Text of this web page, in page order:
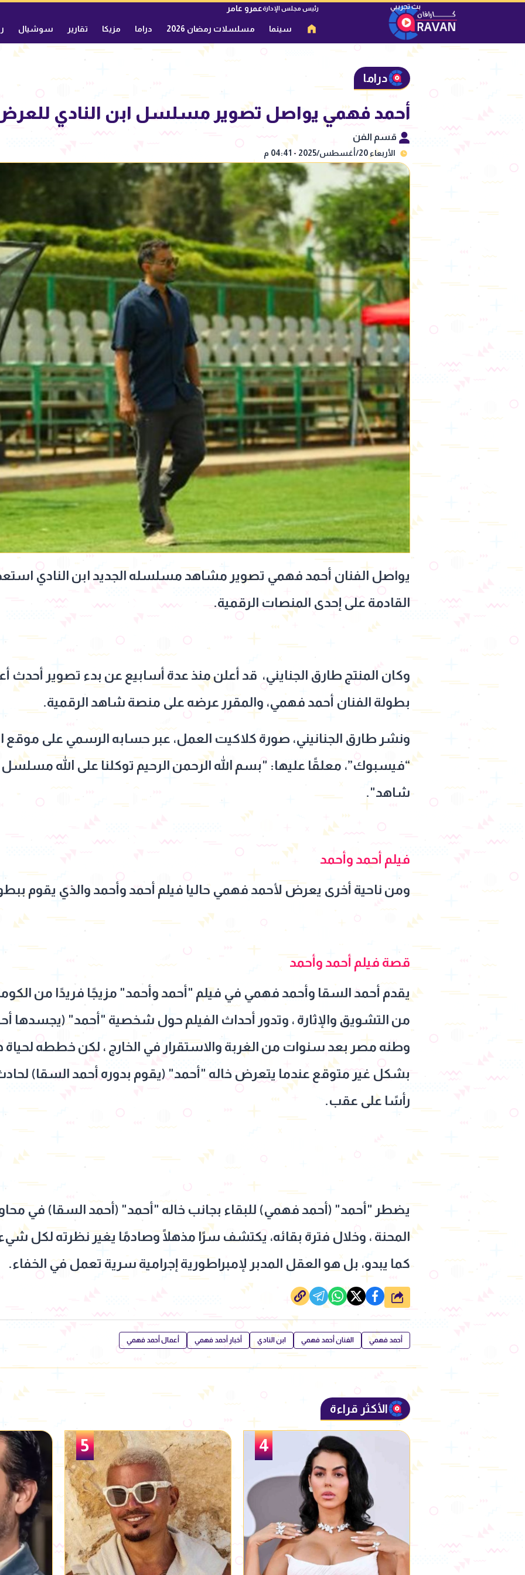
رئيس مجلس الإدارةعمرو عامر
سينما مسلسلات رمضان 2026 دراما مزيكا تقارير سوشيال
دراما
أحمد فهمي يواصل تصوير مسلسل ابن النادي للعرض
قسم الفن
الأربعاء 20/أغسطس/2025 - 04:41 م
يواصل الفنان أحمد فهمي تصوير مشاهد مسلسله الجديد ابن النادي
القادمة على إحدى المنصات الرقمية.
وكان المنتج طارق الجنايني، قد أعلن منذ عدة أسابيع عن بدء تصوير أحدث
بطولة الفنان أحمد فهمي، والمقرر عرضه على منصة شاهد الرقمية.
ونشر طارق الجنانيني، صورة كلاكيت العمل، عبر حسابه الرسمي على موقع
“فيسبوك”، معلقًا عليها: "بسم الله الرحمن الرحيم توكلنا على الله مسلسل
شاهد".
فيلم أحمد وأحمد
ومن ناحية أخرى يعرض لأحمد فهمي حاليا فيلم أحمد وأحمد والذي يقوم
قصة فيلم أحمد وأحمد
يقدم أحمد السقا وأحمد فهمي في فيلم "أحمد وأحمد" مزيجًا فريدًا من
من التشويق والإثارة ، وتدور أحداث الفيلم حول شخصية "أحمد" (يجسدها
وطنه مصر بعد سنوات من الغربة والاستقرار في الخارج ، لكن خططه
بشكل غير متوقع عندما يتعرض خاله "أحمد" (يقوم بدوره أحمد السقا)
رأسًا على عقب.
يضطر "أحمد" (أحمد فهمي) للبقاء بجانب خاله "أحمد" (أحمد السقا) في
المحنة ، وخلال فترة بقائه، يكتشف سرًا مذهلًا وصادمًا يغير نظرته لكل
كما يبدو، بل هو العقل المدبر لإمبراطورية إجرامية سرية تعمل في الخفاء.
شارك
أحمد فهمي الفنان أحمد فهمي ابن النادي أخبار أحمد فهمي أعمال أحمد فهمي
الأكثر قراءة
5
6